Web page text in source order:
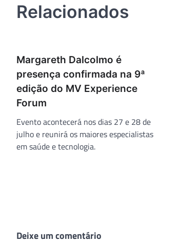
Relacionados
Margareth Dalcolmo é
presença confirmada na 9ª
edição do MV Experience
Forum
Evento acontecerá nos dias 27 e 28 de
julho e reunirá os maiores especialistas
em saúde e tecnologia.
Deixe um comentário